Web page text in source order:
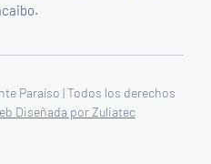
Paraíso | Todos los derechos
Diseñada por Zuliatec